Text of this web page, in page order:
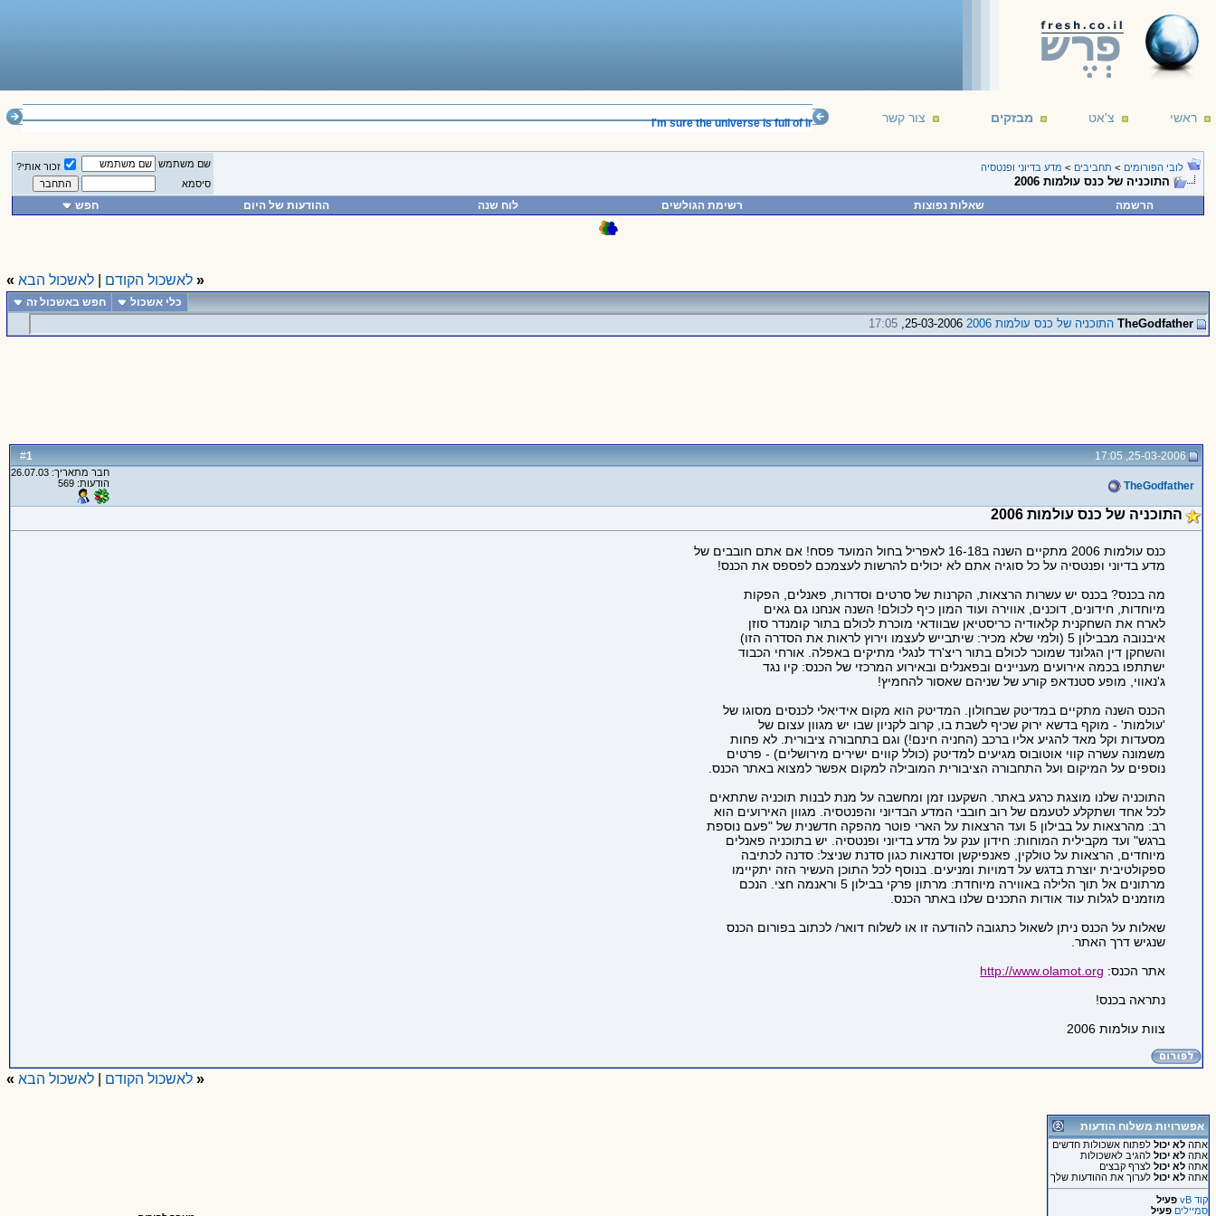
ראשי צ'אט מבזקים צור קשר
I'm sure the universe is full of intelligent life. It's just been too intelligent to come here. --- Arthur C. Clarke16/12/
____________________________________________________
לובי הפורומים > תחביבים > מדע בדיוני ופנטסיה
התוכניה של כנס עולמות 2006
שם משתמש
זכור אותי?
סיסמא
הרשמה שאלות נפוצות רשימת הגולשים לוח שנה ההודעות של היום חפש
« לאשכול הקודם לאשכול הבא »
כלי אשכול חפש באשכול זה
TheGodfather התוכניה של כנס עולמות 2006 25-03-2006,
17:05
#
1 25-03-2006, 17:05
TheGodfather
חבר מתאריך: 26.07.03
הודעות: 569
התוכניה של כנס עולמות 2006
כנס עולמות 2006 מתקיים השנה ב16-18 לאפריל בחול המועד פסח! אם אתם חובבים של
מדע בדיוני ופנטסיה על כל סוגיה אתם לא יכולים להרשות לעצמכם לפספס את הכנס!
מה בכנס? בכנס יש עשרות הרצאות, הקרנות של סרטים וסדרות, פאנלים, הפקות
מיוחדות, חידונים, דוכנים, אווירה ועוד המון כיף לכולם! השנה אנחנו גם גאים
לארח את השחקנית קלאודיה כריסטיאן שבוודאי מוכרת לכולם בתור קומנדר סוזן
איבנובה מבבילון 5 (ולמי שלא מכיר: שיתבייש לעצמו וירוץ לראות את הסדרה הזו)
והשחקן דין הגלונד שמוכר לכולם בתור ריצ'רד לנגלי מתיקים באפלה. אורחי הכבוד
ישתתפו בכמה אירועים מעניינים ובפאנלים ובאירוע המרכזי של הכנס: קיו נגד
ג'נאווי, מופע סטנדאפ קורע של שניהם שאסור להחמיץ!
הכנס השנה מתקיים במדיטק שבחולון. המדיטק הוא מקום אידיאלי לכנסים מסוגו של
'עולמות' - מוקף בדשא ירוק שכיף לשבת בו, קרוב לקניון שבו יש מגוון עצום של
מסעדות וקל מאד להגיע אליו ברכב (החניה חינם!) וגם בתחבורה ציבורית. לא פחות
משמונה עשרה קווי אוטובוס מגיעים למדיטק (כולל קווים ישירים מירושלים) - פרטים
נוספים על המיקום ועל התחבורה הציבורית המובילה למקום אפשר למצוא באתר הכנס.
התוכניה שלנו מוצגת כרגע באתר. השקענו זמן ומחשבה על מנת לבנות תוכניה שתתאים
לכל אחד ושתקלע לטעמם של רוב חובבי המדע הבדיוני והפנטסיה. מגוון האירועים הוא
רב: מהרצאות על בבילון 5 ועד הרצאות על הארי פוטר מהפקה חדשנית של "פעם נוספת
ברגש" ועד מקבילית המוחות: חידון ענק על מדע בדיוני ופנטסיה. יש בתוכניה פאנלים
מיוחדים, הרצאות על טולקין, פאנפיקשן וסדנאות כגון סדנת שניצל: סדנה לכתיבה
ספקולטיבית יוצרת בדגש על דמויות ומניעים. בנוסף לכל התוכן העשיר הזה יתקיימו
מרתונים אל תוך הלילה באווירה מיוחדת: מרתון פרקי בבילון 5 וראנמה חצי. הנכם
מוזמנים לגלות עוד אודות התכנים שלנו באתר הכנס.
שאלות על הכנס ניתן לשאול כתגובה להודעה זו או לשלוח דואר/ לכתוב בפורום הכנס
שנגיש דרך האתר.
אתר הכנס: http://www.olamot.org
נתראה בכנס!
צוות עולמות 2006
« לאשכול הקודם |לאשכול הבא »
אפשרויות משלוח הודעות
אתה לא יכוללפתוח אשכולות חדשים
אתה לא יכוללהגיב לאשכולות
אתה לא יכוללצרף קבצים
אתה לא יכוללערוך את ההודעות שלך
קוד vB
פעיל
סמיילים פעיל